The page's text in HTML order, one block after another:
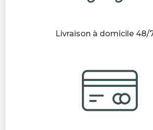
Livraison à domicile 48/